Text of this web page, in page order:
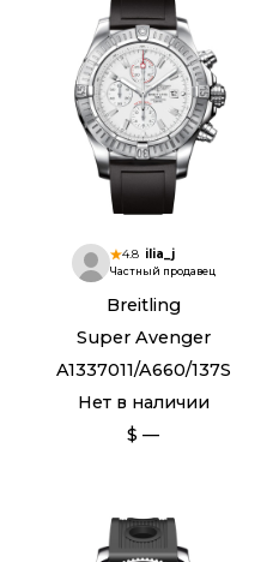
4.8 ilia_j
Частный продавец
Breitling
Super Avenger
A1337011/A660/137S
Нет в наличии
$ —